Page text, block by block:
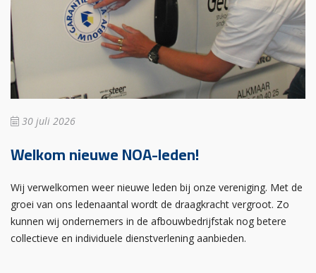
30 juli 2026
Welkom nieuwe NOA-leden!
Wij verwelkomen weer nieuwe leden bij onze vereniging. Met de
groei van ons ledenaantal wordt de draagkracht vergroot. Zo
kunnen wij ondernemers in de afbouwbedrijfstak nog betere
collectieve en individuele dienstverlening aanbieden.